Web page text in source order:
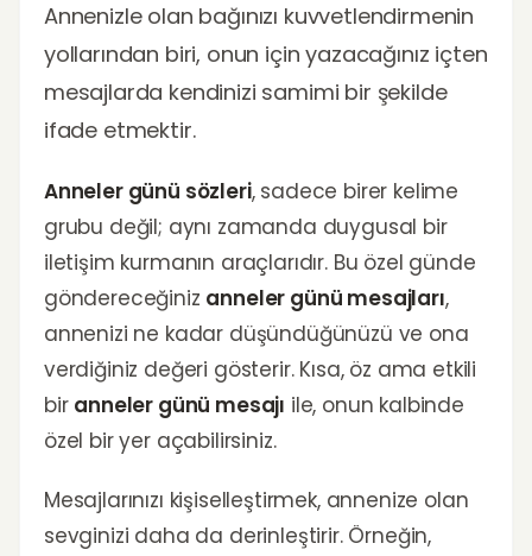
Annenizle olan bağınızı kuvvetlendirmenin
yollarından biri, onun için yazacağınız içten
mesajlarda kendinizi samimi bir şekilde
ifade etmektir.
Anneler günü sözleri, sadece birer kelime
grubu değil; aynı zamanda duygusal bir
iletişim kurmanın araçlarıdır. Bu özel günde
göndereceğiniz anneler günü mesajları,
annenizi ne kadar düşündüğünüzü ve ona
verdiğiniz değeri gösterir. Kısa, öz ama etkili
bir anneler günü mesajı ile, onun kalbinde
özel bir yer açabilirsiniz.
Mesajlarınızı kişiselleştirmek, annenize olan
sevginizi daha da derinleştirir. Örneğin,